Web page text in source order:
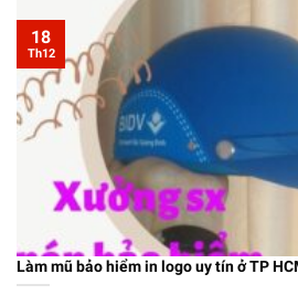
Làm mũ bảo hiểm in logo uy tín ở TP
18
Th12